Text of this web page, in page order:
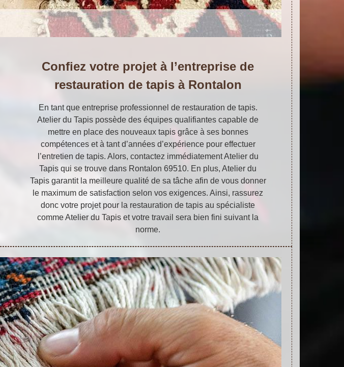
Confiez votre projet à l’entreprise de
restauration de tapis à Rontalon
En tant que entreprise professionnel de restauration de tapis.
Atelier du Tapis possède des équipes qualifiantes capable de
mettre en place des nouveaux tapis grâce à ses bonnes
compétences et à tant d’années d’expérience pour effectuer
l’entretien de tapis. Alors, contactez immédiatement Atelier du
Tapis qui se trouve dans Rontalon 69510. En plus, Atelier du
Tapis garantit la meilleure qualité de sa tâche afin de vous donner
le maximum de satisfaction selon vos exigences. Ainsi, rassurez
donc votre projet pour la restauration de tapis au spécialiste
comme Atelier du Tapis et votre travail sera bien fini suivant la
norme.